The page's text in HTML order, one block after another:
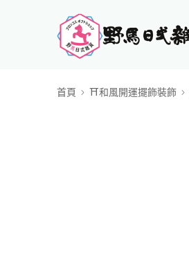
首頁 ⛩️和風開運擺飾裝飾